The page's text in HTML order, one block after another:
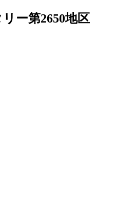
ー第2650地区